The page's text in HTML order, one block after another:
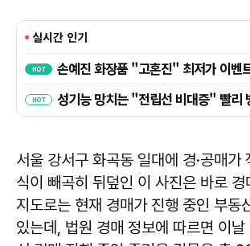
서울 강서구 화곡동 일대에 경·공매가
식이 빼곡히 뒤덮인 이 사진은 바로 경
지도로는 현재 경매가 진행 중인 부동
있는데, 법원 경매 정보에 따르면 이날